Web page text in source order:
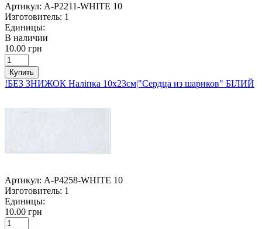
Артикул: A-P2211-WHITE 10
Изготовитель: 1
Единицы:
В наличии
10.00 грн
Купить
!БЕЗ ЗНИЖОК Наліпка 10х23см|"Сердца из шариков" БІЛИЙ
Артикул: A-P4258-WHITE 10
Изготовитель: 1
Единицы:
10.00 грн